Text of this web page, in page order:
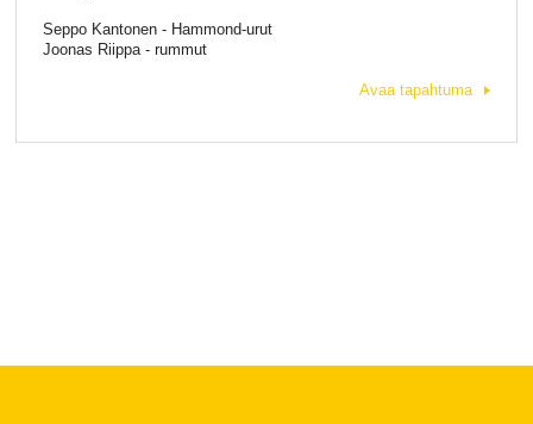
Seppo Kantonen - Hammond-urut
Joonas Riippa - rummut
Avaa tapahtuma